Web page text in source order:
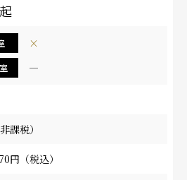
×
―
課税）
円（税込）